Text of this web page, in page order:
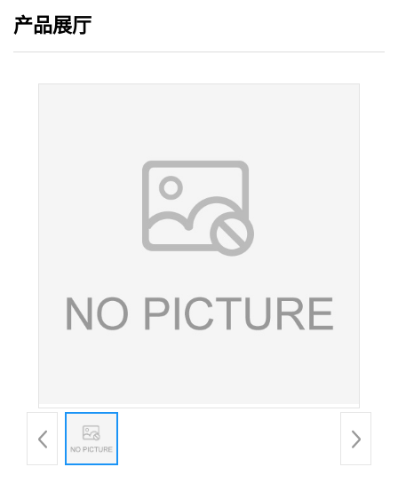
产品展厅